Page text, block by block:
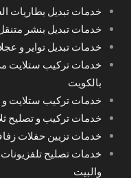
خدمات تبديل بطاريات
خدمات تبديل بنشر
خدمات تبديل تواير و
خدمات تركيب ستلايت
بالكويت
خدمات تركيب ستلايت و
خدمات تركيب و تصليح
خدمات تزيين حفلات
خدمات تصليح
والبيت